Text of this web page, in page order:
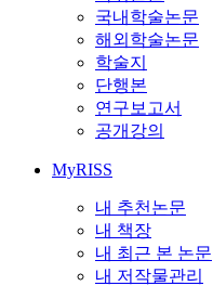
국내학술논문
해외학술논문
학술지
단행본
연구보고서
공개강의
MyRISS
내 추천논문
내 책장
내 최근 본 논문
내 저작물관리